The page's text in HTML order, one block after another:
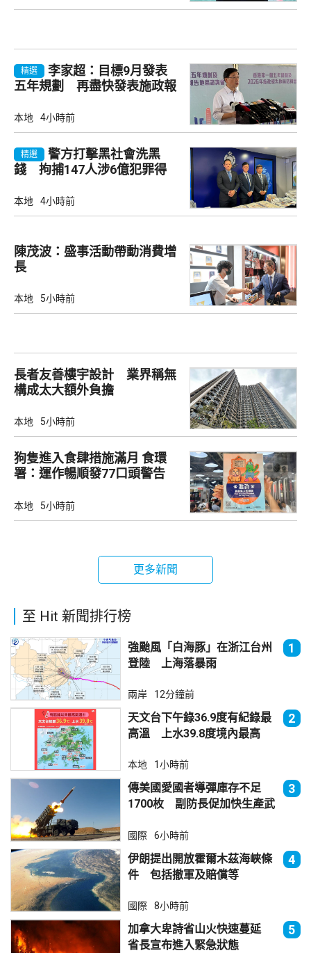
精選
李家超：目標9月發表
五年規劃 再盡快發表施政報
本地 4小時前
精選
警方打擊黑社會洗黑
錢 拘捕147人涉6億犯罪得
本地 4小時前
陳茂波：盛事活動帶動消費增
長
本地 5小時前
長者友善樓宇設計 業界稱無
構成太大額外負擔
本地 5小時前
狗隻進入食肆措施滿月 食環
署：運作暢順發77口頭警告
本地 5小時前
更多新聞
至 Hit 新聞排行榜
強颱風「白海豚」在浙江台州
登陸 上海落暴雨
1
兩岸 12分鐘前
天文台下午錄36.9度有紀錄最
高溫 上水39.8度境內最高
2
本地 1小時前
傳美國愛國者導彈庫存不足
1700枚 副防長促加快生產武
3
國際 6小時前
伊朗提出開放霍爾木茲海峽條
件 包括撤軍及賠償等
4
國際 8小時前
加拿大卑詩省山火快速蔓延
省長宣布進入緊急狀態
5